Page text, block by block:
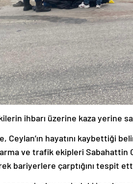
ihbarı üzerine kaza yerine
Ceylan’ın hayatını kaybettiği
ve trafik ekipleri Sabahattin
bariyerlere çarptığını tespit